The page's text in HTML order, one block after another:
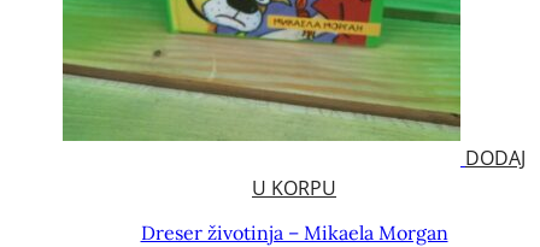
DODAJ
U KORPU
Dreser životinja – Mikaela Morgan